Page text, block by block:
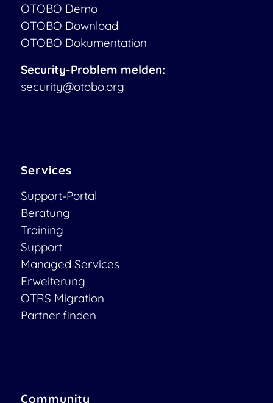
OTOBO Demo
OTOBO Download
OTOBO Dokumentation
Security-Problem melden:
security@otobo.org
Services
Support-Portal
Beratung
Training
Support
Managed Services
Erweiterung
OTRS Migration
Partner finden
Community